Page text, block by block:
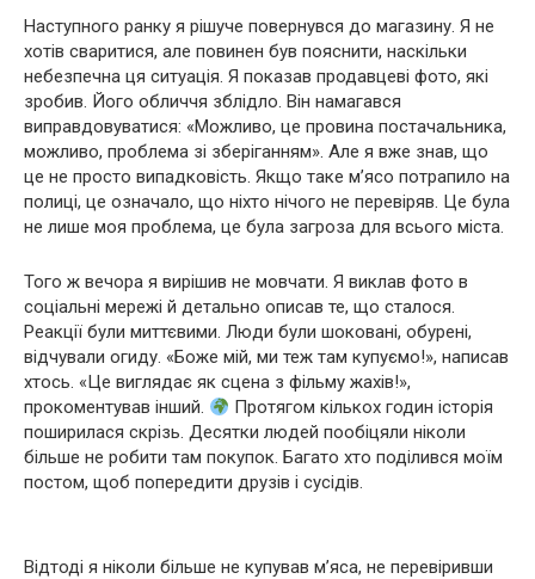
Наступного ранку я рішуче повернувся до магазину. Я не
хотів сваритися, але повинен був пояснити, наскільки
небезпечна ця ситуація. Я показав продавцеві фото, які
зробив. Його обличчя зблідло. Він намагався
виправдовуватися: «Можливо, це провина постачальника,
можливо, проблема зі зберіганням». Але я вже знав, що
це не просто випадковість. Якщо таке м’ясо потрапило на
полиці, це означало, що ніхто нічого не перевіряв. Це була
не лише моя проблема, це була загроза для всього міста.
Того ж вечора я вирішив не мовчати. Я виклав фото в
соціальні мережі й детально описав те, що сталося.
Реакції були миттєвими. Люди були шоковані, обурені,
відчували огиду. «Боже мій, ми теж там купуємо!», написав
хтось. «Це виглядає як сцена з фільму жахів!»,
прокоментував інший.
Протягом кількох годин історія
поширилася скрізь. Десятки людей пообіцяли ніколи
більше не робити там покупок. Багато хто поділився моїм
постом, щоб попередити друзів і сусідів.
Відтоді я ніколи більше не купував м’яса, не перевіривши